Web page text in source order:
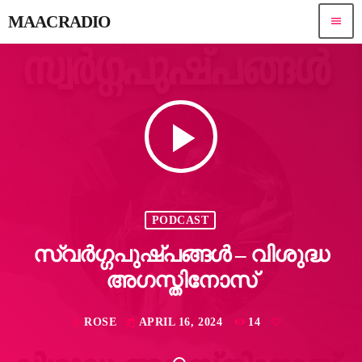
MAACRADIO menu
play_arrow
PODCAST
സ്വർഗ്ഗപുഷ്പങ്ങൾ – വിശുദ്ധ
അഗസ്തിനോസ്
mic ROSE today APRIL 16, 2024 14